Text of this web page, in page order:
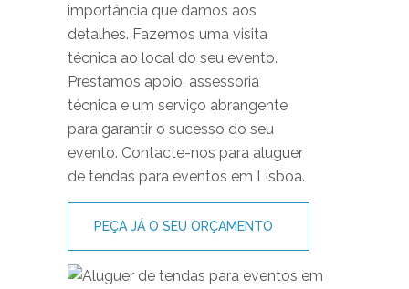
importância que damos aos
detalhes. Fazemos uma visita
técnica ao local do seu evento.
Prestamos apoio, assessoria
técnica e um serviço abrangente
para garantir o sucesso do seu
evento. Contacte-nos para aluguer
de tendas para eventos em Lisboa.
PEÇA JÁ O SEU ORÇAMENTO